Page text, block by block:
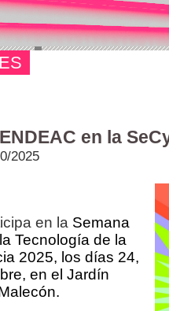
en la
2025
en la Semana
Tecnología de la
2025, los días 24,
en el Jardín